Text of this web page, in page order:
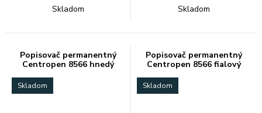
Skladom Skladom
Popisovač permanentný
Centropen 8566 hnedý
Skladom
Popisovač permanentný
Centropen 8566 fialový
Skladom